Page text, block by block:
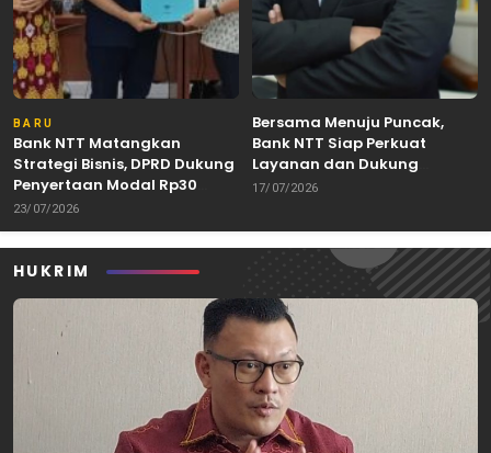
BARU
Bank NTT Matangkan
Strategi Bisnis, DPRD Dukung
Penyertaan Modal Rp30
Miliar
23/07/2026
Bersama Menuju Puncak,
Bank NTT Siap Perkuat
Layanan dan Dukung
Pertumbuhan Ekonomi NTT
17/07/2026
HUKRIM